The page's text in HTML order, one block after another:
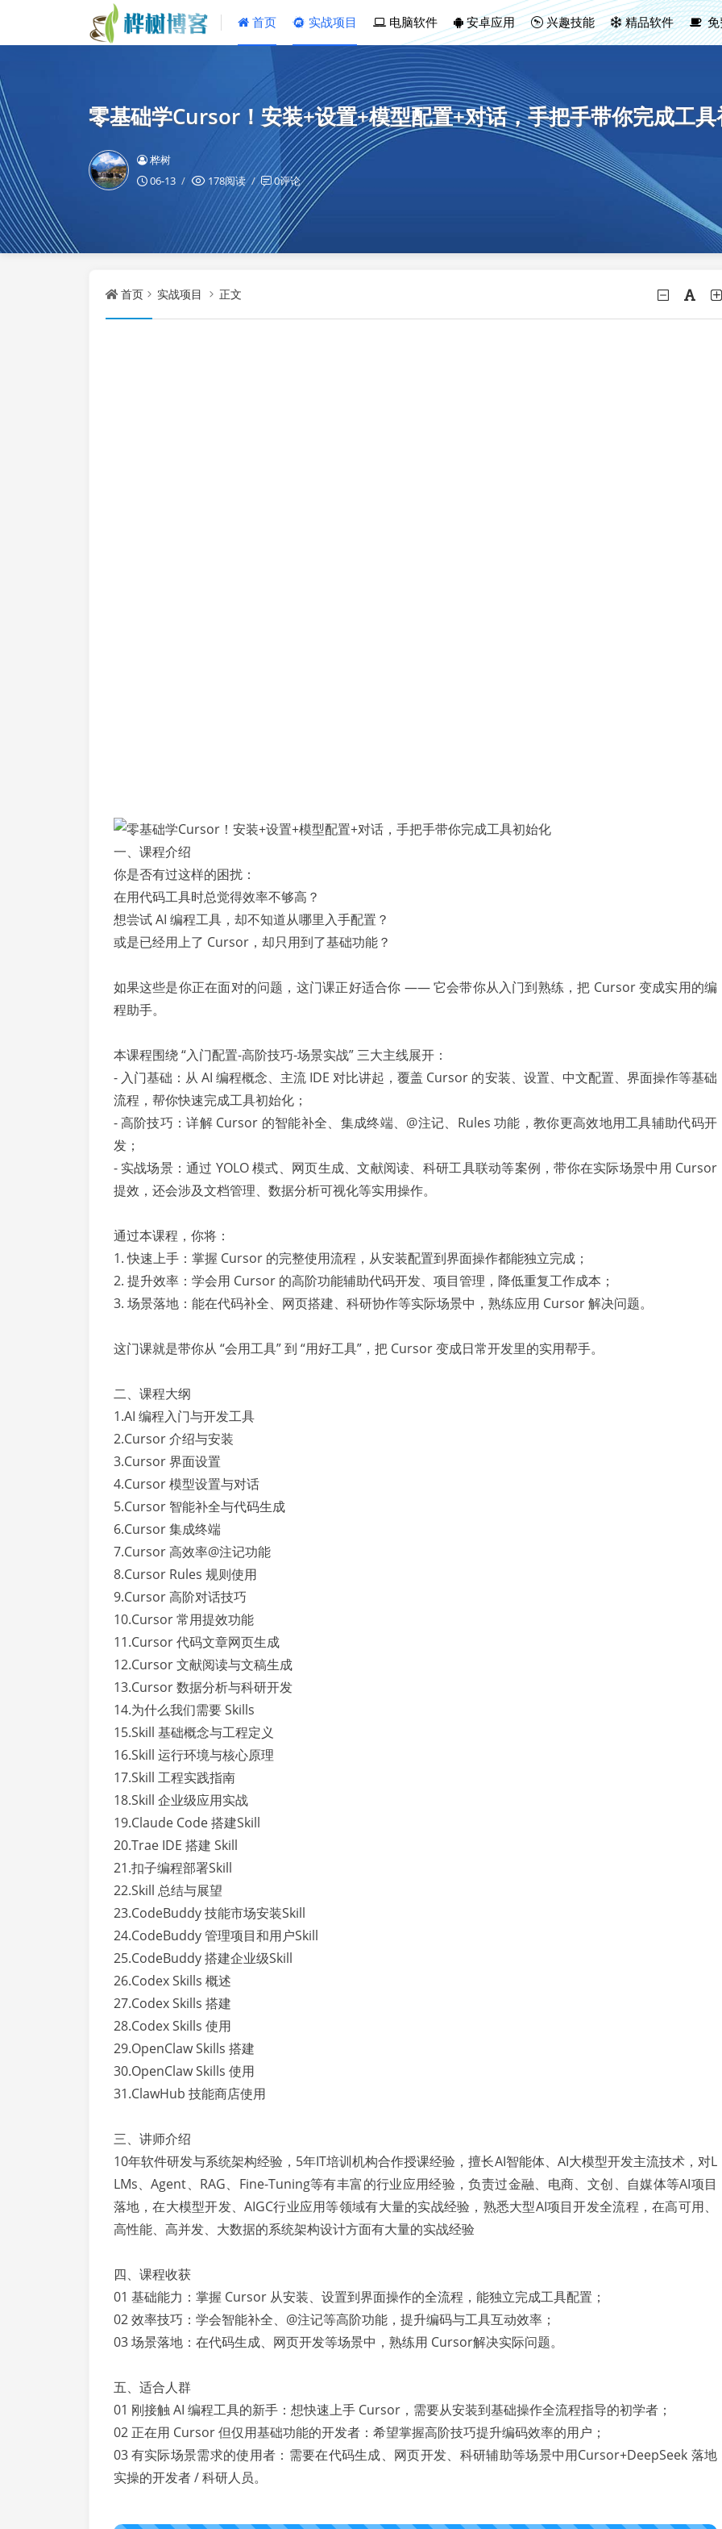
首页 实战项目 电脑软件 安卓应用 兴趣技能 精品软件 免
零基础学Cursor！安装+设置+模型配置+对话，手把手带你完成工
桦树
06-13
178阅读 0评论
首页 实战项目 正文
一、课程介绍
你是否有过这样的困扰：
在用代码工具时总觉得效率不够高？
想尝试 AI 编程工具，却不知道从哪里入手配置？
或是已经用上了 Cursor，却只用到了基础功能？
如果这些是你正在面对的问题，这门课正好适合你 —— 它会带你从入门到熟练，把 Cursor 变成实用的编
程助手。
本课程围绕 “入门配置-高阶技巧-场景实战” 三大主线展开：
- 入门基础：从 AI 编程概念、主流 IDE 对比讲起，覆盖 Cursor 的安装、设置、中文配置、界面操作等基础
流程，帮你快速完成工具初始化；
- 高阶技巧：详解 Cursor 的智能补全、集成终端、@注记、Rules 功能，教你更高效地用工具辅助代码开
发；
- 实战场景：通过 YOLO 模式、网页生成、文献阅读、科研工具联动等案例，带你在实际场景中用 Cursor
提效，还会涉及文档管理、数据分析可视化等实用操作。
通过本课程，你将：
1. 快速上手：掌握 Cursor 的完整使用流程，从安装配置到界面操作都能独立完成；
2. 提升效率：学会用 Cursor 的高阶功能辅助代码开发、项目管理，降低重复工作成本；
3. 场景落地：能在代码补全、网页搭建、科研协作等实际场景中，熟练应用 Cursor 解决问题。
这门课就是带你从 “会用工具” 到 “用好工具”，把 Cursor 变成日常开发里的实用帮手。
二、课程大纲
1.AI 编程入门与开发工具
2.Cursor 介绍与安装
3.Cursor 界面设置
4.Cursor 模型设置与对话
5.Cursor 智能补全与代码生成
6.Cursor 集成终端
7.Cursor 高效率@注记功能
8.Cursor Rules 规则使用
9.Cursor 高阶对话技巧
10.Cursor 常用提效功能
11.Cursor 代码文章网页生成
12.Cursor 文献阅读与文稿生成
13.Cursor 数据分析与科研开发
14.为什么我们需要 Skills
15.Skill 基础概念与工程定义
16.Skill 运行环境与核心原理
17.Skill 工程实践指南
18.Skill 企业级应用实战
19.Claude Code 搭建Skill
20.Trae IDE 搭建 Skill
21.扣子编程部署Skill
22.Skill 总结与展望
23.CodeBuddy 技能市场安装Skill
24.CodeBuddy 管理项目和用户Skill
25.CodeBuddy 搭建企业级Skill
26.Codex Skills 概述
27.Codex Skills 搭建
28.Codex Skills 使用
29.OpenClaw Skills 搭建
30.OpenClaw Skills 使用
31.ClawHub 技能商店使用
三、讲师介绍
10年软件研发与系统架构经验，5年IT培训机构合作授课经验，擅长AI智能体、AI大模型开发主流技术，对L
LMs、Agent、RAG、Fine-Tuning等有丰富的行业应用经验，负责过金融、电商、文创、自媒体等AI项目
落地，在大模型开发、AIGC行业应用等领域有大量的实战经验，熟悉大型AI项目开发全流程，在高可用、
高性能、高并发、大数据的系统架构设计方面有大量的实战经验
四、课程收获
01 基础能力：掌握 Cursor 从安装、设置到界面操作的全流程，能独立完成工具配置；
02 效率技巧：学会智能补全、@注记等高阶功能，提升编码与工具互动效率；
03 场景落地：在代码生成、网页开发等场景中，熟练用 Cursor解决实际问题。
五、适合人群
01 刚接触 AI 编程工具的新手：想快速上手 Cursor，需要从安装到基础操作全流程指导的初学者；
02 正在用 Cursor 但仅用基础功能的开发者：希望掌握高阶技巧提升编码效率的用户；
03 有实际场景需求的使用者：需要在代码生成、网页开发、科研辅助等场景中用Cursor+DeepSeek 落地
实操的开发者 / 科研人员。